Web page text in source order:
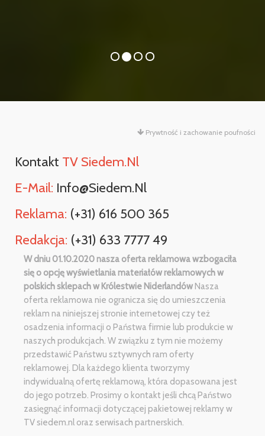
Prywtność i zachowanie poufności
Kontakt TV Siedem.nl
E-Mail: Info@siedem.nl
Reklama: (+31) 616 500 365
Redakcja: (+31) 633 7777 49
W dniu 01.10.2020 nasza oferta reklamowa wzbogaciła
się o opcję wyświetlania materiałów reklamowych w
polskich sklepach w Królestwie NiderlandówNasza
oferta reklamowa nie ogranicza się do umieszczenia
reklam na niniejszej stronie internetowej czy też
osadzenia informacji o Państwa firmie lub produkcie w
naszych produkcjach. W związku z tym nie możemy
przedstawić Państwu sztywnych ram oferty
reklamowej. Dla każdego klienta tworzymy
indywidualną ofertę reklamową, która dopasowana jest
do jego potrzeb. Prosimy o kontakt jeśli chcą Państwo
zasięgnąć informacji dotyczącej pakietowej reklamy w
TV siedem.nl oraz serwisach partnerskich.